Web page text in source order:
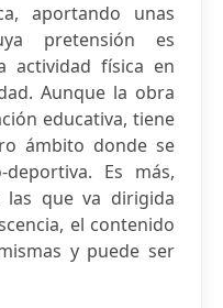
aportando unas
pretensión es
actividad física en
Aunque la obra
educativa, tiene
ámbito donde se
Es más,
las que va dirigida
el contenido
y puede ser